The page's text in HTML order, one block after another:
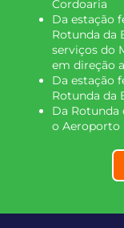
Cordoaria
Da estação
Rotunda da
serviços do
em direção
Da estação
Rotunda da
Da Rotunda
o Aeroporto